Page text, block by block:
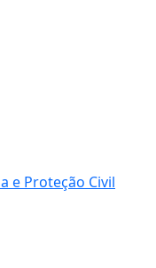
e Proteção Civil